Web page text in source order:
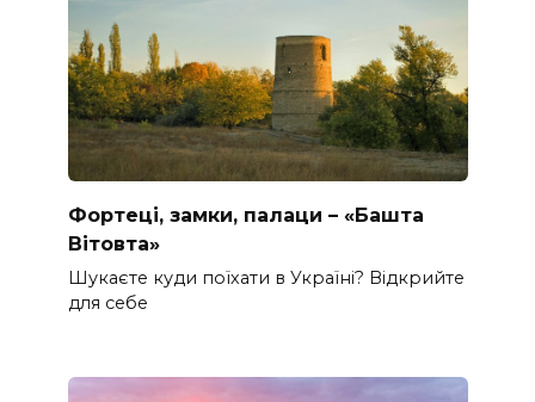
Фортеці, замки, палаци – «Башта
Вітовта»
Шукаєте куди поїхати в Україні? Відкрийте
для себе